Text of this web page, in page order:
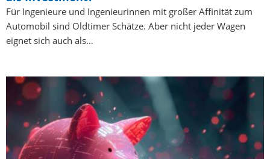
Für Ingenieure und Ingenieurinnen mit großer Affinität zum
Automobil sind Oldtimer Schätze. Aber nicht jeder Wagen
eignet sich auch als…